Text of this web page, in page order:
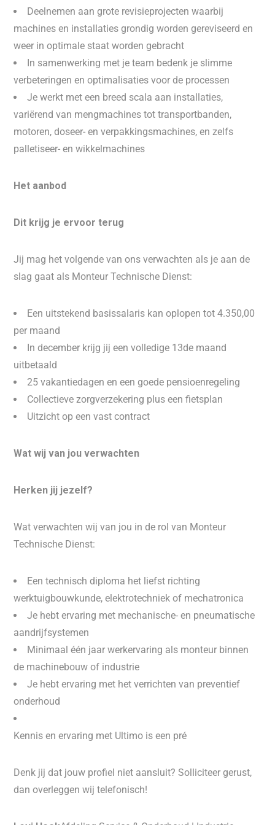
Deelnemen aan grote revisieprojecten waarbij
machines en installaties grondig worden gereviseerd en
weer in optimale staat worden gebracht
In samenwerking met je team bedenk je slimme
verbeteringen en optimalisaties voor de processen
Je werkt met een breed scala aan installaties,
variërend van mengmachines tot transportbanden,
motoren, doseer- en verpakkingsmachines, en zelfs
palletiseer- en wikkelmachines
Het aanbod
Dit krijg je ervoor terug
Jij mag het volgende van ons verwachten als je aan de
slag gaat als Monteur Technische Dienst:
Een uitstekend basissalaris kan oplopen tot 4.350,00
per maand
In december krijg jij een volledige 13de maand
uitbetaald
25 vakantiedagen en een goede pensioenregeling
Collectieve zorgverzekering plus een fietsplan
Uitzicht op een vast contract
Wat wij van jou verwachten
Herken jij jezelf?
Wat verwachten wij van jou in de rol van Monteur
Technische Dienst:
Een technisch diploma het liefst richting
werktuigbouwkunde, elektrotechniek of mechatronica
Je hebt ervaring met mechanische- en pneumatische
aandrijfsystemen
Minimaal één jaar werkervaring als monteur binnen
de machinebouw of industrie
Je hebt ervaring met het verrichten van preventief
onderhoud
Kennis en ervaring met Ultimo is een pré
Denk jij dat jouw profiel niet aansluit? Solliciteer gerust,
dan overleggen wij telefonisch!